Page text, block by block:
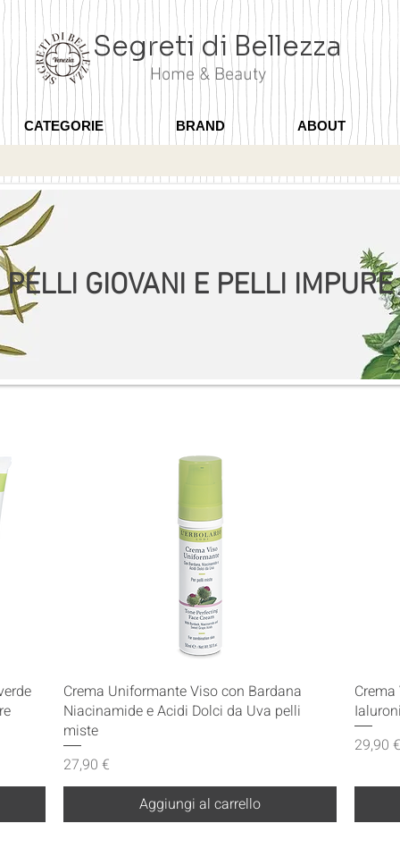
Segreti di Bellezza
Home & Beauty
CATEGORIE BRAND ABOUT
PELLI GIOVANI E PELLI IMPURE
Vista rapida
Crema Uniformante Viso con Bardana
Niacinamide e Acidi Dolci da Uva pelli
miste
Prezzo
27,90 €
Aggiungi al carrello
Prezzo
29,90 €